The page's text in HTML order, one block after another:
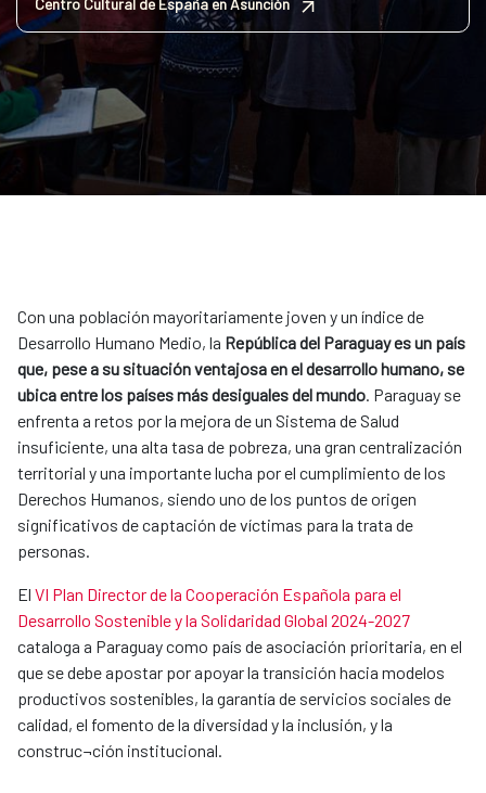
Centro Cultural de España en Asunción
Con una población mayoritariamente joven y un índice de
Desarrollo Humano Medio, la República del Paraguay es un país
que, pese a su situación ventajosa en el desarrollo humano, se
ubica entre los países más desiguales del mundo. Paraguay se
enfrenta a retos por la mejora de un Sistema de Salud
insuficiente, una alta tasa de pobreza, una gran centralización
territorial y una importante lucha por el cumplimiento de los
Derechos Humanos, siendo uno de los puntos de origen
significativos de captación de víctimas para la trata de
personas.
El VI Plan Director de la Cooperación Española para el
Desarrollo Sostenible y la Solidaridad Global 2024-2027
cataloga a Paraguay como país de asociación prioritaria, en el
que se debe apostar por apoyar la transición hacia modelos
productivos sostenibles, la garantía de servicios sociales de
calidad, el fomento de la diversidad y la inclusión, y la
construc¬ción institucional.